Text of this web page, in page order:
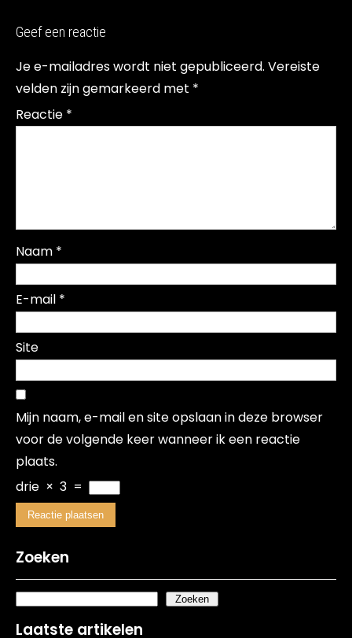
Geef een reactie
Je e-mailadres wordt niet gepubliceerd. Vereiste
velden zijn gemarkeerd met *
Reactie *
Naam *
E-mail *
Site
Mijn naam, e-mail en site opslaan in deze browser
voor de volgende keer wanneer ik een reactie
plaats.
drie × 3 =
Zoeken
Zoeken
Laatste artikelen